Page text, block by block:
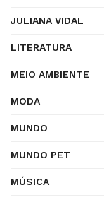
JULIANA VIDAL
LITERATURA
MEIO AMBIENTE
MODA
MUNDO
MUNDO PET
MÚSICA